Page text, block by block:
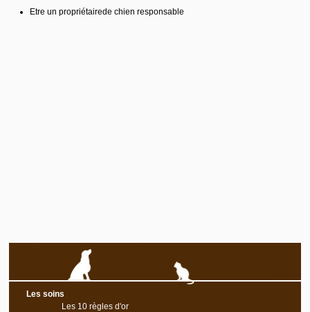
Etre un propriétairede chien responsable
Les soins
Les 10 règles d'or